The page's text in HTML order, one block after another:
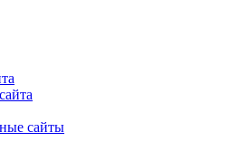
сайты